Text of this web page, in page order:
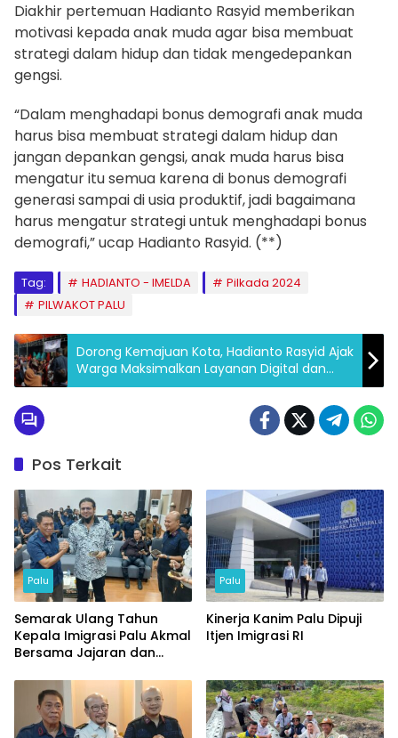
Diakhir pertemuan Hadianto Rasyid memberikan
motivasi kepada anak muda agar bisa membuat
strategi dalam hidup dan tidak mengedepankan
gengsi.
“Dalam menghadapi bonus demografi anak muda
harus bisa membuat strategi dalam hidup dan
jangan depankan gengsi, anak muda harus bisa
mengatur itu semua karena di bonus demografi
generasi sampai di usia produktif, jadi bagaimana
harus mengatur strategi untuk menghadapi bonus
demografi,” ucap Hadianto Rasyid. (**)
Tag: HADIANTO - IMELDA
Pilkada 2024
PILWAKOT PALU
Dorong Kemajuan Kota, Hadianto Rasyid Ajak
Warga Maksimalkan Layanan Digital dan
Bayar PBB Tepat Waktu
Pos Terkait
Palu
Semarak Ulang Tahun
Kepala Imigrasi Palu Akmal
Bersama Jajaran dan
Palu
Kinerja Kanim Palu Dipuji
Itjen Imigrasi RI